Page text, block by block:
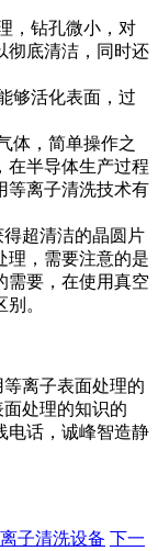
，钻孔微小，对
彻底清洁，同时还
够活化表面，过
体，简单操作之
在半导体生产过程
等离子清洗技术有
得超清洁的晶圆片
理，需要注意的是
需要，在使用真空
。
离子表面处理的
面处理的知识的
电话，诚峰智造静
子清洗设备 下一